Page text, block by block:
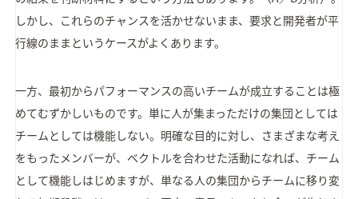
しかし、これらのチャンスを活かせないまま、要求と開発者が平
行線のままというケースがよくあります。
一方、最初からパフォーマンスの高いチームが成立することは極
めてむずかしいものです。単に人が集まっただけの集団としては
チームとしては機能しない。明確な目的に対し、さまざまな考え
をもったメンバーが、ベクトルを合わせた活動になれば、チーム
として機能しはじめますが、単なる人の集団からチームに移り変